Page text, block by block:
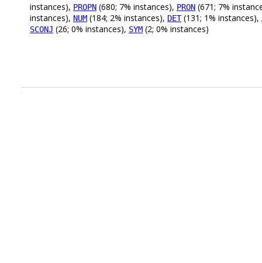
instances), PROPN (680; 7% instances), PRON (671; 7%
instances), NUM (184; 2% instances), DET(131; 1% instances),
SCONJ (26; 0% instances), SYM (2; 0% instances)
.